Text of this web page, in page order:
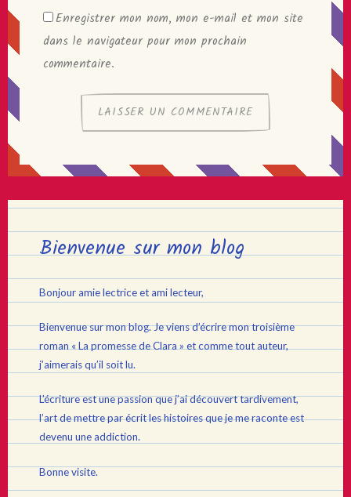
Enregistrer mon nom, mon e-mail et mon site
dans le navigateur pour mon prochain
commentaire.
Bienvenue sur mon blog
Bonjour amie lectrice et ami lecteur,
Bienvenue sur mon blog. Je viens d’écrire mon troisième
roman « La promesse de Clara » et comme tout auteur,
j’aimerais qu’il soit lu.
L’écriture est une passion que j’ai découvert tardivement,
l’art de mettre par écrit les histoires que je me raconte est
devenu une addiction.
Bonne visite.